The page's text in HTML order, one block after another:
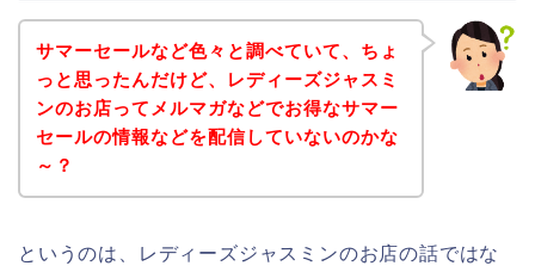
サマーセールなど色々と調べていて、ちょ
っと思ったんだけど、レディーズジャスミ
ンのお店ってメルマガなどでお得なサマー
セールの情報などを配信していないのかな
～？
というのは、レディーズジャスミンのお店の話ではな